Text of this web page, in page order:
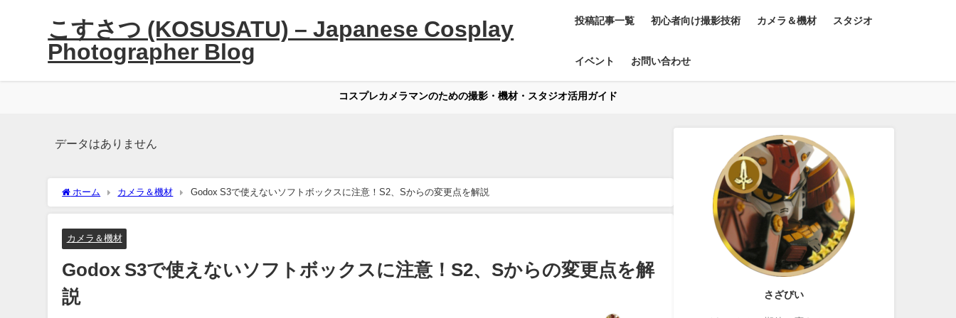
こすさつ (KOSUSATU) – Japanese Cosplay
Photographer Blog
投稿記事一覧 初心者向け撮影技術 カメラ＆機材 スタジオ
イベント お問い合わせ
コスプレカメラマンのための撮影・機材・スタジオ活用ガイド
データはありません
ホーム カメラ＆機材 Godox S3で使えないソフトボックスに注意！S2、Sからの変更点を解説
カメラ＆機材
Godox S3で使えないソフトボックスに注意！S2、Sからの変更点を解
説
さざびい